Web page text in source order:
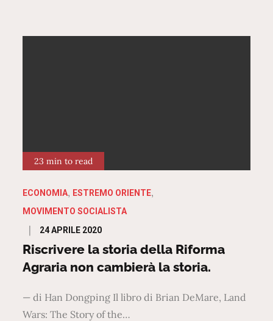
23 min to read
ECONOMIA
ESTREMO ORIENTE
MOVIMENTO SOCIALISTA
Posted
on
24 APRILE 2020
Riscrivere la storia della Riforma
Agraria non cambierà la storia.
— di Han Dongping Il libro di Brian DeMare, Land
Wars: The Story of the…